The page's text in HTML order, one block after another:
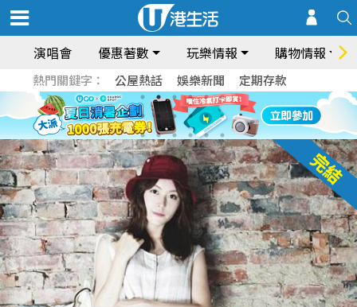
演唱會 優惠著數 玩樂情報 購物情報
熱門關鍵字： 公屋熱話 娛樂新聞 定期存款